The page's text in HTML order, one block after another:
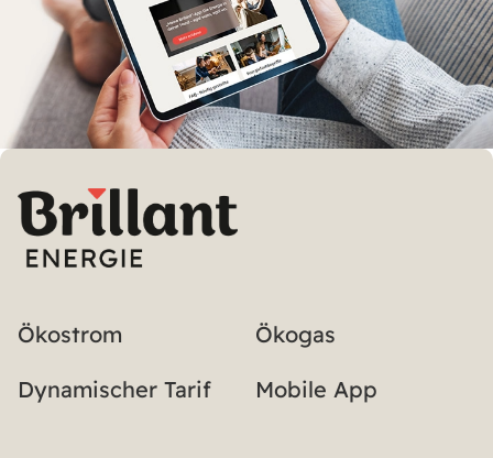
Ökostrom
Ökogas
Dynamischer Tarif
Mobile App